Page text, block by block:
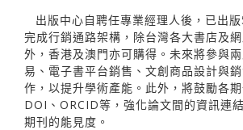
出版中心自聘任專業經理人後，已出
完成行銷通路架構，除台灣各大書店及
外，香港及澳門亦可購得。未來將參與
易、電子書平台銷售、文創商品設計與
作，以提升學術產能。此外，將鼓勵各
DOI、ORCID等，強化論文間的資訊連
期刊的能見度。